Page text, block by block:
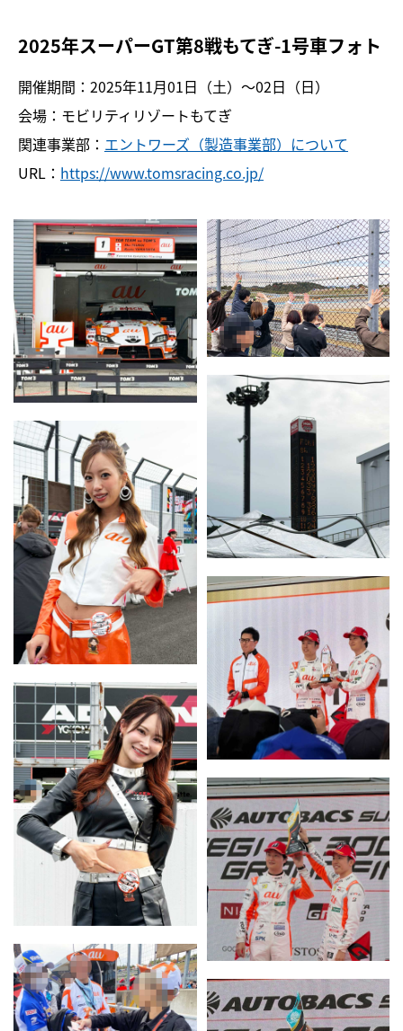
2025年スーパーGT第8戦もてぎ-1号車フォト
開催期間：2025年11月01日（土）〜02日（日）
会場：モビリティリゾートもてぎ
関連事業部： エントワーズ（製造事業部）について
URL： https://www.tomsracing.co.jp/